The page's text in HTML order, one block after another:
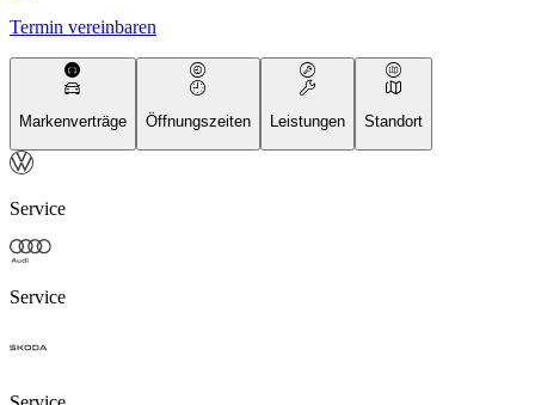
Termin vereinbaren
Markenverträge Öffnungszeiten Leistungen Standort
Service
Service